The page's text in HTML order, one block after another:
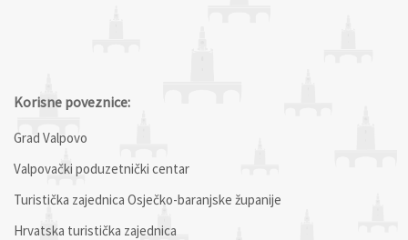
Korisne poveznice:
Grad Valpovo
Valpovački poduzetnički centar
Turistička zajednica Osječko-baranjske županije
Hrvatska turistička zajednica